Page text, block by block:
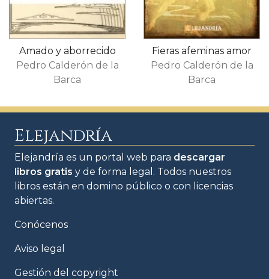
Amado y aborrecido
Pedro Calderón de la
Barca
Fieras afeminas amor
Pedro Calderón de la
Barca
Elejandría
Elejandría es un portal web para descargar
libros gratis y de forma legal. Todos nuestros
libros están en domino público o con licencias
abiertas.
Conócenos
Aviso legal
Gestión del copyright